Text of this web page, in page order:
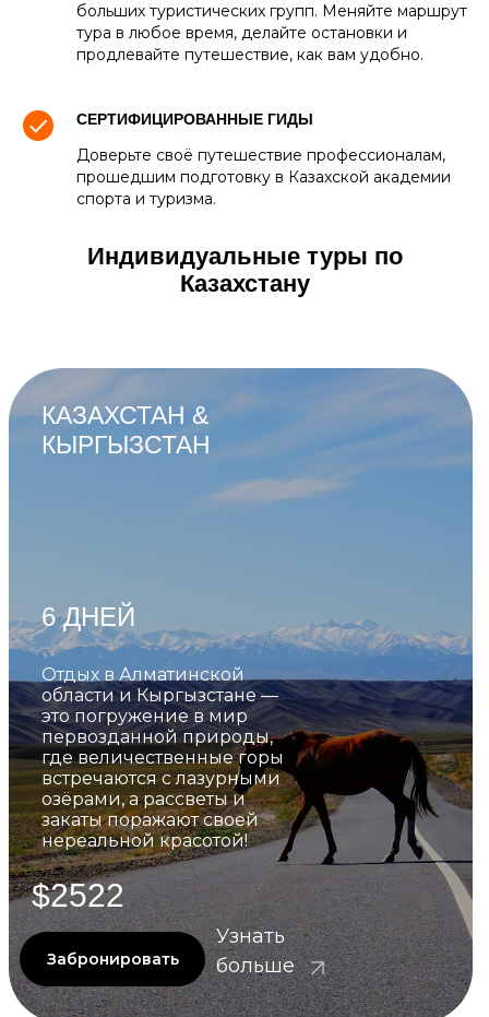
больших туристических групп. Меняйте маршрут
тура в любое время, делайте остановки и
продлевайте путешествие, как вам удобно.
СЕРТИФИЦИРОВАННЫЕ ГИДЫ
Доверьте своё путешествие профессионалам,
прошедшим подготовку в Казахской академии
спорта и туризма.
Индивидуальные туры по
Казахстану
КАЗАХСТАН &
КЫРГЫЗСТАН
Узнать
больше
Отдых в Алматинской
области и Кыргызстане —
это погружение в мир
первозданной природы,
где величественные горы
встречаются с лазурными
озёрами, а рассветы и
закаты поражают своей
нереальной красотой!
$2522
6 ДНЕЙ
Забронировать